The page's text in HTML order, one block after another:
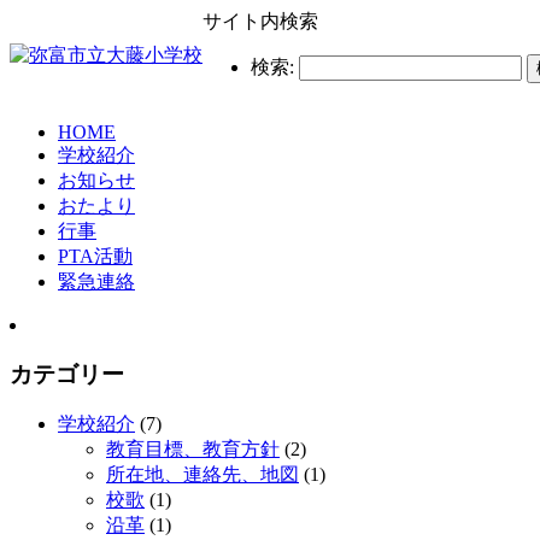
サイト内検索
検索:
HOME
学校紹介
お知らせ
おたより
行事
PTA活動
緊急連絡
カテゴリー
学校紹介 (7)
教育目標、教育方針 (2)
所在地、連絡先、地図 (1)
校歌 (1)
沿革 (1)